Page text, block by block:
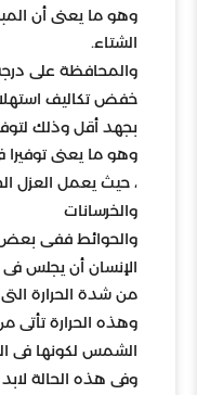
وهو ما يعنى أن
الشتاء.
والمحافظة على
خفض تكاليف
بجهد أقل وذلك
وهو ما يعنى توفيرا
، حيث يعمل العزل
والخرسانات
والحوائط ففى بعض
الإنسان أن يجلس
من شدة الحرارة
وهذه الحرارة
الشمس لكونها فى
وفى هذه الحالة